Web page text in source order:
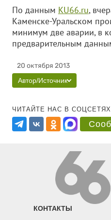
По данным KU66.ru,
Каменске-Уральском
минимум две аварии, в
предварительным
20 октября 2013
Автор/Источник
ЧИТАЙТЕ НАС В
КОНТАКТЫ